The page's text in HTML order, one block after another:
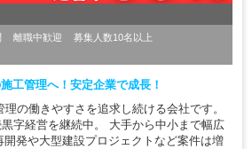
離職中歓迎
募集人数10名以上
管理へ！安定企業で成長！
の働きやすさを追求し続ける会社です。
字経営を継続中。 大手から中小まで幅広
発や大型建設プロジェクトなど案件は増